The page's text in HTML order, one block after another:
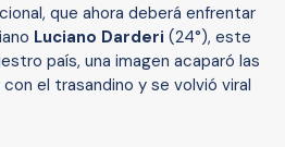
que ahora deberá enfrentar
Luciano Darderi (24°), este
país, una imagen acaparó las
el trasandino y se volvió viral